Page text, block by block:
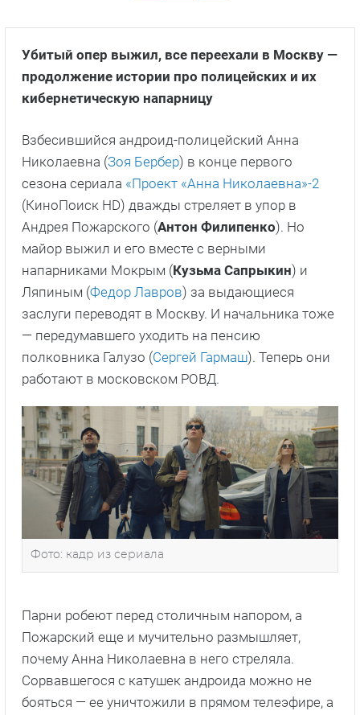
Убитый опер выжил, все переехали в Москву —
продолжение истории про полицейских и их
кибернетическую напарницу
Взбесившийся андроид-полицейский Анна
Николаевна (Зоя Бербер) в конце первого
сезона сериала «Проект «Анна Николаевна»-2
(КиноПоиск HD) дважды стреляет в упор в
Андрея Пожарского (Антон Филипенко). Но
майор выжил и его вместе с верными
напарниками Мокрым (Кузьма Сапрыкин) и
Ляпиным (Федор Лавров) за выдающиеся
заслуги переводят в Москву. И начальника тоже
— передумавшего уходить на пенсию
полковника Галузо (Сергей Гармаш). Теперь они
работают в московском РОВД.
Фото: кадр из сериала
Парни робеют перед столичным напором, а
Пожарский еще и мучительно размышляет,
почему Анна Николаевна в него стреляла.
Сорвавшегося с катушек андроида можно не
бояться — ее уничтожили в прямом телеэфире, а